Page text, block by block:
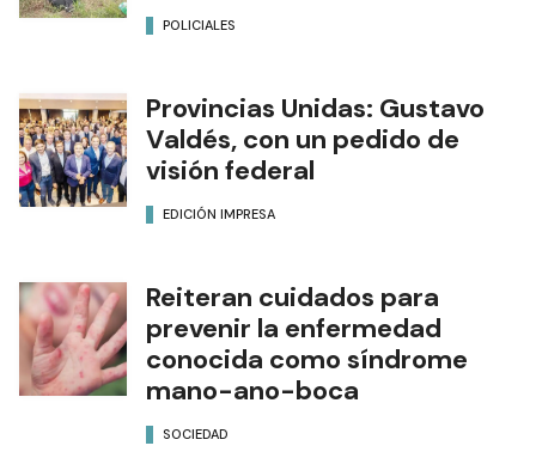
POLICIALES
Provincias Unidas: Gustavo
Valdés, con un pedido de
visión federal
EDICIÓN IMPRESA
Reiteran cuidados para
prevenir la enfermedad
conocida como síndrome
mano-ano-boca
SOCIEDAD